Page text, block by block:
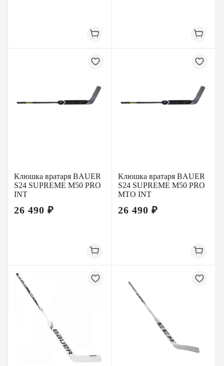
Клюшка вратаря BAUER
S24 SUPREME M50 PRO
INT
26 490 ₽
Клюшка вратаря BAUER
S24 SUPREME M50 PRO
MTO INT
26 490 ₽